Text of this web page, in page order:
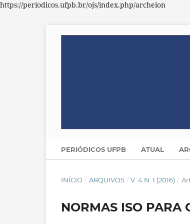
https://periodicos.ufpb.br/ojs/index.php/archeion
PERIÓDICOS UFPB ATUAL
INÍCIO / ARQUIVOS / V. 4 N. 1 (2016) /
NORMAS ISO